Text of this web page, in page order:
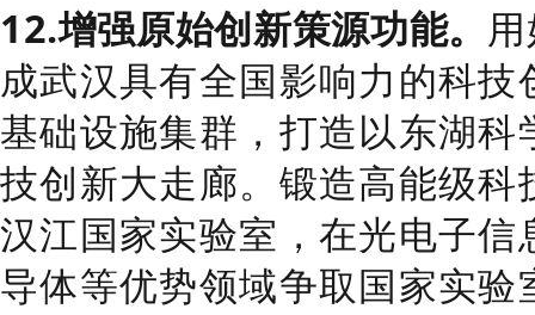
12.增强原始创新策源功能。
成武汉具有全国影响力的科
基础设施集群，打造以东湖
技创新大走廊。 锻造高能级科
汉江国家实验室，在光电子
导体等优势领域争取国家实